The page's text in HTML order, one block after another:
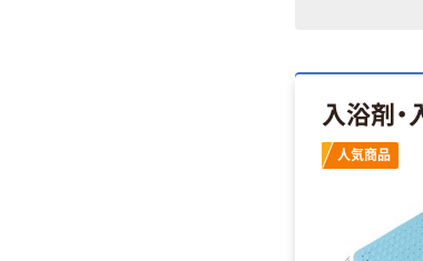
入浴剤
人気商品